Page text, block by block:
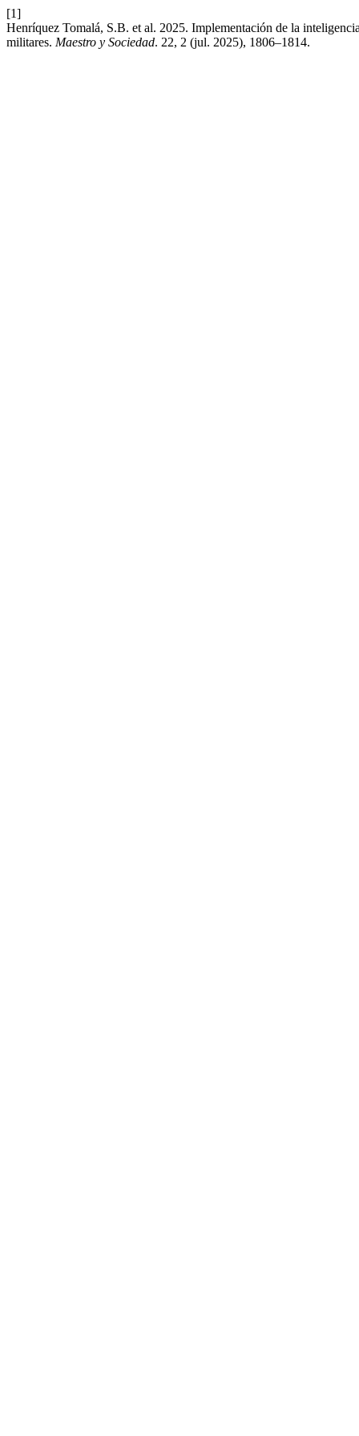
[1]
Henríquez Tomalá, S.B. et al. 2025. Implementación de la
militares. Maestro y Sociedad. 22, 2 (jul. 2025), 1806–1814.